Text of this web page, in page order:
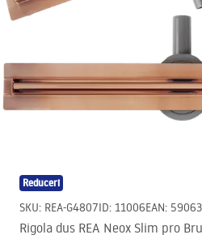
Reduceri
SKU: REA-G4807ID: 11006EAN:
Rigola dus REA Neox Slim pro